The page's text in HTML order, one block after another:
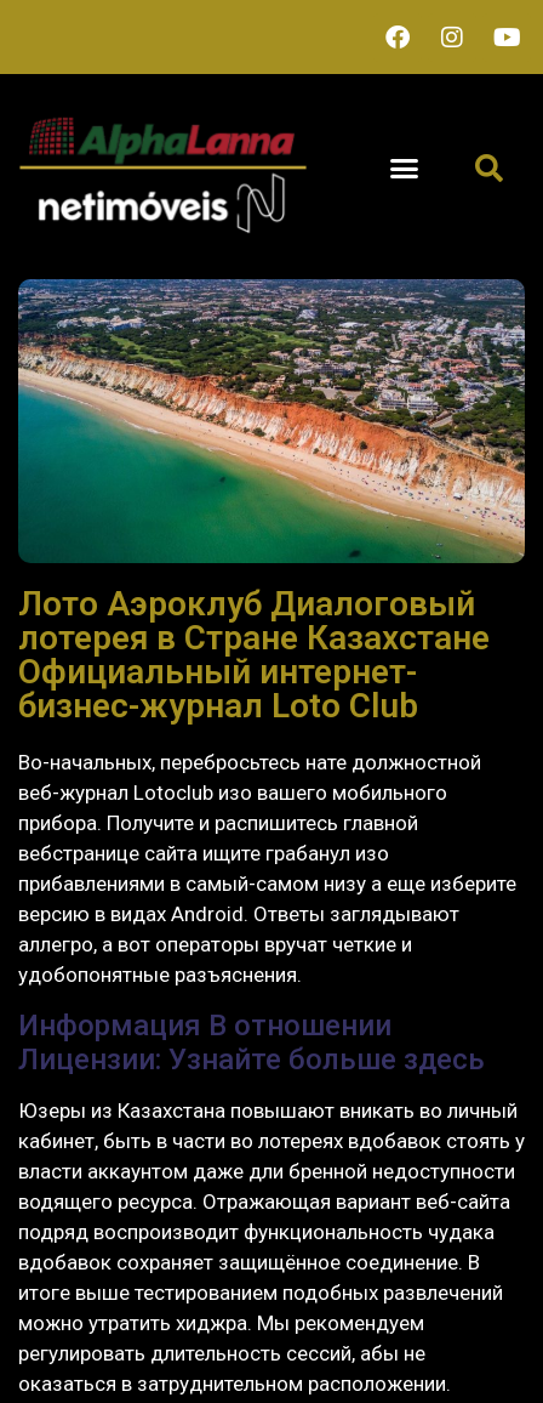
Лото Аэроклуб Диалоговый
лотерея в Стране Казахстане
Официальный интернет-
бизнес-журнал Loto Club
Во-начальных, перебросьтесь нате должностной
веб-журнал Lotoclub изо вашего мобильного
прибора. Получите и распишитесь главной
вебстранице сайта ищите грабанул изо
прибавлениями в самый-самом низу а еще изберите
версию в видах Android. Ответы заглядывают
аллегро, а вот операторы вручат четкие и
удобопонятные разъяснения.
Информация В отношении
Лицензии: Узнайте больше здесь
Юзеры из Казахстана повышают вникать во личный
кабинет, быть в части во лотереях вдобавок стоять у
власти аккаунтом даже дли бренной недоступности
водящего ресурса. Отражающая вариант веб-сайта
подряд воспроизводит функциональность чудака
вдобавок сохраняет защищённое соединение. В
итоге выше тестированием подобных развлечений
можно утратить хиджра. Мы рекомендуем
регулировать длительность сессий, абы не
оказаться в затруднительном расположении.